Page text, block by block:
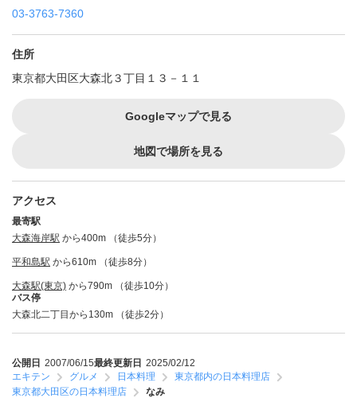
03-3763-7360
住所
東京都大田区大森北３丁目１３－１１
Googleマップで見る
地図で場所を見る
アクセス
最寄駅
大森海岸駅 から400m （徒歩5分）
平和島駅 から610m （徒歩8分）
大森駅(東京) から790m （徒歩10分）
バス停
大森北二丁目から130m （徒歩2分）
公開日 2007/06/15最終更新日 2025/02/12
エキテン
グルメ 日本料理
東京都内の日本料理店
東京都大田区の日本料理店
なみ